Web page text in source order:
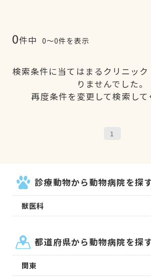
0件中 0〜0件を表示
検索条件に当てはまるクリニッ
りませんでした。
再度条件を変更して検索して
1
診療動物から動物病院を探
獣医科
都道府県から動物病院を探
関東